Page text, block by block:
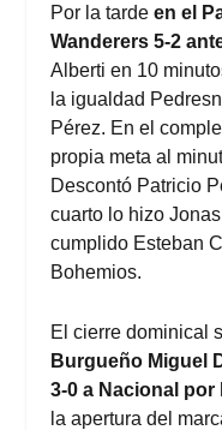
Por la tardeen el
Wanderers 5-2
Alberti en 10
la igualdad
Pérez. En el
propia meta al
Descontó Patricio
cuarto lo hizo
cumplido Esteban
Bohemios.
El cierre dominical
Burgueño Miguel
3-0 a Nacional por
la apertura del